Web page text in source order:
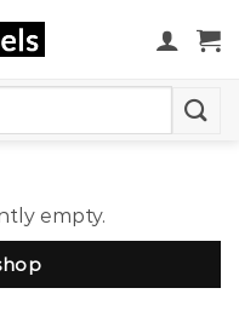
empty.